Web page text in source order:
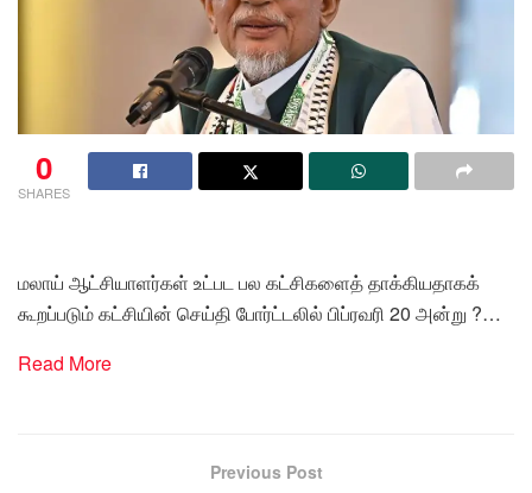
0
SHARES
மலாய் ஆட்சியாளர்கள் உட்பட பல கட்சிகளைத் தாக்கியதாகக்
கூறப்படும் கட்சியின் செய்தி போர்ட்டலில் பிப்ரவரி 20 அன்று ?…
Read More
Previous Post